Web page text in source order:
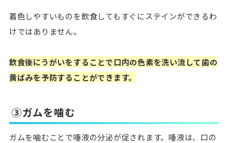
着色しやすいものを飲食してもすぐにステインができるわ
けではありません。
飲食後にうがいをすることで口内の色素を洗い流して歯の
黄ばみを予防することができます。
③ガムを噛む
ガムを噛むことで唾液の分泌が促されます。唾液は、口の